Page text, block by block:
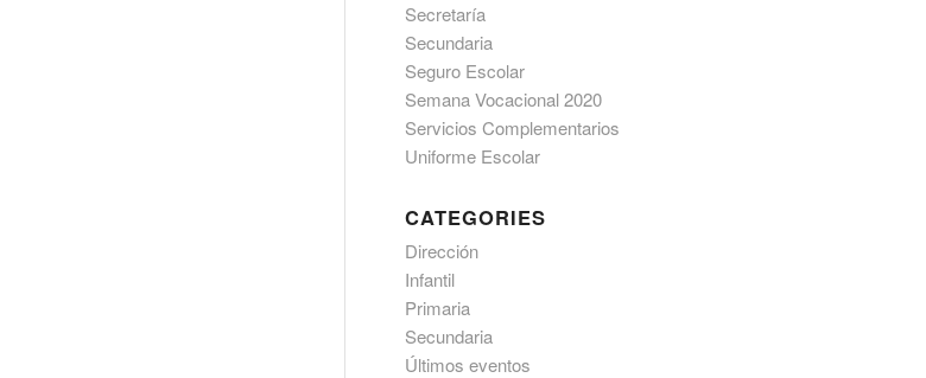
Secretaría
Secundaria
Seguro Escolar
Semana Vocacional 2020
Servicios Complementarios
Uniforme Escolar
CATEGORIES
Dirección
Infantil
Primaria
Secundaria
Últimos eventos